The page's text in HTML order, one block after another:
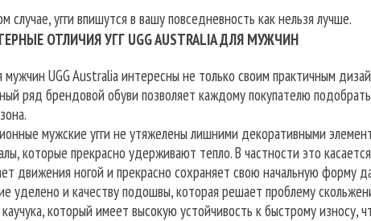
случае, угги впишутся в вашу повседневность как нельзя лучше.
ОТЛИЧИЯ УГГ UGG AUSTRALIA ДЛЯ МУЖЧИН
мужчин UGG Australia интересны не только своим практичным
ряд брендовой обуви позволяет каждому покупателю
мужские угги не утяжелены лишними декоративными
которые прекрасно удерживают тепло. В частности это
движения ногой и прекрасно сохраняет свою начальную форму
уделено и качеству подошвы, которая решает проблему
каучука, который имеет высокую устойчивость к быстрому износу,